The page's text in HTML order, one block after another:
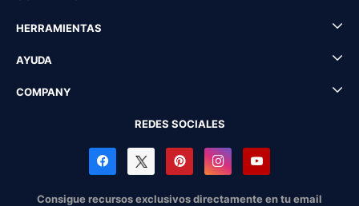
HERRAMIENTAS
AYUDA
COMPANY
REDES SOCIALES
Consigue recursos exclusivos directamente en tu email